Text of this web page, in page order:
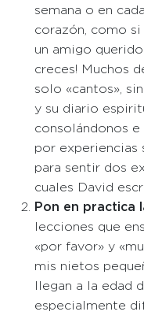
semana o en
corazón, como
un amigo
creces! Muchos
solo «cantos»,
y su diario
consolándonos e
por experiencias
para sentir dos
cuales David
Pon en practica
lecciones que
«por favor» y
mis nietos
llegan a la edad
especialmente